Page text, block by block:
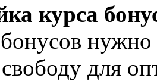
курса
для